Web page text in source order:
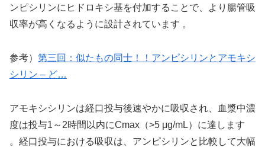
ンピシリンにヒドロキシ基を付加することで、より腸管吸
収率が高くなるように設計されています 。
参考） 第三回：似たもの同士！！アンピシリンとアモキシ
シリン – ど…
アモキシシリンは経口投与後速やかに吸収され、血漿中濃
度は投与1～2時間以内にCmax（>5 μg/mL）に達します
。経口投与における吸収は、アンピシリンと比較して大幅